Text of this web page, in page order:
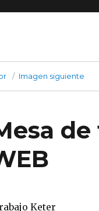
Imagen siguiente